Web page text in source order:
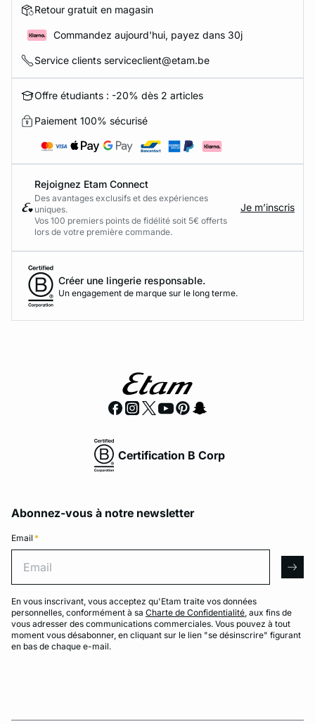
Retour gratuit en magasin
Commandez aujourd'hui, payez dans 30j
Service clients serviceclient@etam.be
Offre étudiants : -20% dès 2 articles
Paiement 100% sécurisé
Rejoignez Etam Connect
Des avantages exclusifs et des expériences
uniques.
Vos 100 premiers points de fidélité soit 5€ offerts
lors de votre première commande.​
Je m’inscris
Créer une lingerie responsable.
Un engagement de marque sur le long terme.
Certification B Corp
Abonnez-vous à notre newsletter
Email *
En vous inscrivant, vous acceptez qu'Etam traite vos données
personnelles, conformément à sa Charte de Confidentialité, aux fins de
vous adresser des communications commerciales. Vous pouvez à tout
moment vous désabonner, en cliquant sur le lien "se désinscrire" figurant
en bas de chaque e-mail.